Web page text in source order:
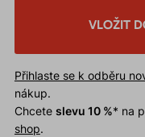
VLOŽIT
Přihlaste se k odběru
nákup.
Chcete slevu 10 %* na
shop.